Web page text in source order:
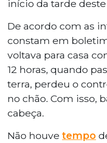
início da tarde deste
De acordo com as
constam em
voltava para casa
12 horas, quando
terra, perdeu o
no chão. Com isso,
cabeça.
Não houve tempo